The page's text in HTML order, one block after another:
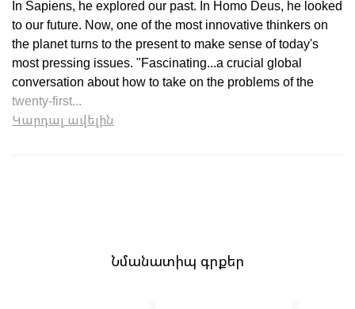
In Sapiens, he explored our past. In Homo Deus, he looked
to our future. Now, one of the most innovative thinkers on
the planet turns to the present to make sense of today's
most pressing issues. "Fascinating...a crucial global
conversation about how to take on the problems of the
twenty-first...
Կարդալ ավելին
Նմանատիպ գրքեր